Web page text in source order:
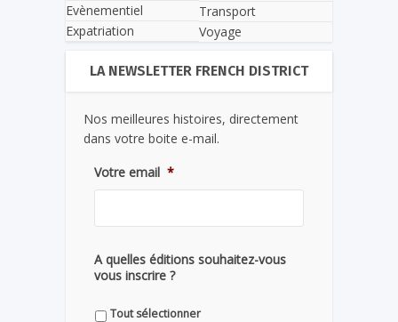
Evènementiel
Expatriation
Transport
Voyage
LA NEWSLETTER FRENCH DISTRICT
Nos meilleures histoires, directement
dans votre boite e-mail.
Votre email *
A quelles éditions souhaitez-vous
vous inscrire ?
Tout sélectionner